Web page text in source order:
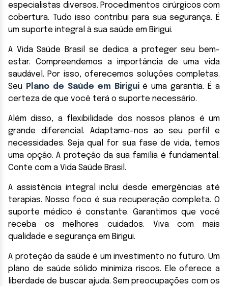
especialistas diversos. Procedimentos cirúrgicos com
cobertura. Tudo isso contribui para sua segurança. É
um suporte integral à sua saúde em Birigui.
A Vida Saúde Brasil se dedica a proteger seu bem-
estar. Compreendemos a importância de uma vida
saudável. Por isso, oferecemos soluções completas.
Seu Plano de Saúde em Biriguié uma garantia. É a
certeza de que você terá o suporte necessário.
Além disso, a flexibilidade dos nossos planos é um
grande diferencial. Adaptamo-nos ao seu perfil e
necessidades. Seja qual for sua fase de vida, temos
uma opção. A proteção da sua família é fundamental.
Conte com a Vida Saúde Brasil.
A assistência integral inclui desde emergências até
terapias. Nosso foco é sua recuperação completa. O
suporte médico é constante. Garantimos que você
receba os melhores cuidados. Viva com mais
qualidade e segurança em Birigui.
A proteção da saúde é um investimento no futuro. Um
plano de saúde sólido minimiza riscos. Ele oferece a
liberdade de buscar ajuda. Sem preocupações com os